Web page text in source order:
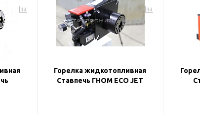
Горелка жидкотопливная
Ставпечь ГНОМ ECO JET